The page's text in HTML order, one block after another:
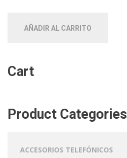
AÑADIR AL CARRITO
Cart
Product Categories
ACCESORIOS TELEFÓNICOS